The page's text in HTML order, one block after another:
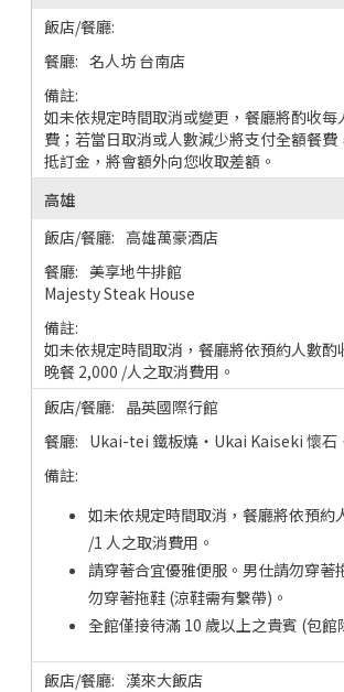
名人坊 台南店
如未依規定時間取消或變更，餐廳將酌收每
費；若當日取消或人數減少將支付全額餐費
抵訂金，將會額外向您收取差額。
高雄
高雄萬豪酒店
美享地牛排館
Majesty Steak House
如未依規定時間取消，餐廳將依預約人數酌
晚餐 2,000 /人之取消費用。
晶英國際行館
Ukai-tei 鐵板燒・Ukai Kaiseki 懷石
如未依規定時間取消，餐廳將依預約
/1 人之取消費用。
請穿著合宜優雅便服。男仕請勿穿著
勿穿著拖鞋 (涼鞋需有繫帶)。
全館僅接待滿 10 歲以上之貴賓 (包館
漢來大飯店